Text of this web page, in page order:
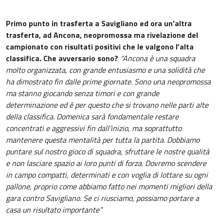
Primo punto in trasferta a Savigliano ed ora un’altra
trasferta, ad Ancona, neopromossa ma rivelazione del
campionato con risultati positivi che le valgono l’alta
classifica. Che avversario sono? “Ancona è una squadra
molto organizzata, con grande entusiasmo e una solidità che
ha dimostrato fin dalle prime giornate. Sono una neopromossa
ma stanno giocando senza timori e con grande
determinazione ed è per questo che si trovano nelle parti alte
della classifica. Domenica sarà fondamentale restare
concentrati e aggressivi fin dall’inizio, ma soprattutto
mantenere questa mentalità per tutta la partita. Dobbiamo
puntare sul nostro gioco di squadra, sfruttare le nostre qualità
e non lasciare spazio ai loro punti di forza. Dovremo scendere
in campo compatti, determinati e con voglia di lottare su ogni
pallone, proprio come abbiamo fatto nei momenti migliori della
gara contro Savigliano. Se ci riusciamo, possiamo portare a
casa un risultato importante”